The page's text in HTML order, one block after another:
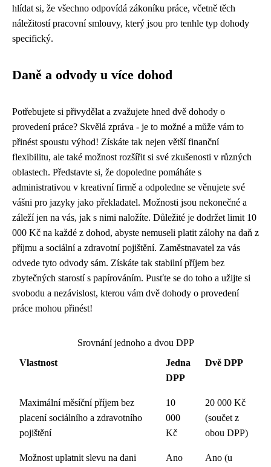
hlídat si, že všechno odpovídá zákoníku práce, včetně těch
náležitostí pracovní smlouvy, který jsou pro tenhle typ dohody
specifický.
Daně a odvody u více dohod
Potřebujete si přivydělat a zvažujete hned dvě dohody o
provedení práce? Skvělá zpráva - je to možné a může vám to
přinést spoustu výhod! Získáte tak nejen větší finanční
flexibilitu, ale také možnost rozšířit si své zkušenosti v různých
oblastech. Představte si, že dopoledne pomáháte s
administrativou v kreativní firmě a odpoledne se věnujete své
vášni pro jazyky jako překladatel. Možnosti jsou nekonečné a
záleží jen na vás, jak s nimi naložíte. Důležité je dodržet limit 10
000 Kč na každé z dohod, abyste nemuseli platit zálohy na daň z
příjmu a sociální a zdravotní pojištění. Zaměstnavatel za vás
odvede tyto odvody sám. Získáte tak stabilní příjem bez
zbytečných starostí s papírováním. Pusťte se do toho a užijte si
svobodu a nezávislost, kterou vám dvě dohody o provedení
práce mohou přinést!
Srovnání jednoho a dvou DPP
Vlastnost
Jedna
DPP
Dvě DPP
Maximální měsíční příjem bez
placení sociálního a zdravotního
pojištění
10
000
Kč
20 000 Kč
(součet z
obou DPP)
Možnost uplatnit slevu na dani Ano
Ano (u